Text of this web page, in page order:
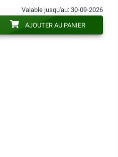
Valable jusqu'au: 30-09-2026
AJOUTER AU PANIER